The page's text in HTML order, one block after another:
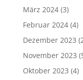
März 2024(3)
Februar 2024(4)
Dezember 2023
November 2023
Oktober 2023 (4)